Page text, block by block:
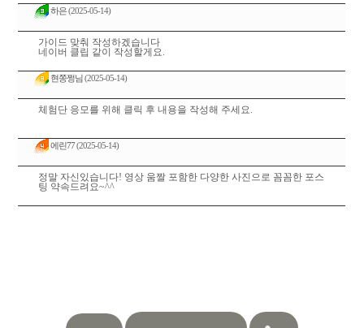
하은(2025-05-14)
가이드 맞춰 작성하겠습니다
네이버 클립 같이 작성할게요.
현쫑쩡님(2025-05-14)
체험단 응모를 위해 클릭 후 내용을 작성해 주세요.
에린77(2025-05-14)
정말 자신있습니다! 영상 움짤 포함한 다양한 사진으로 꼼꼼한 포스
팅 약속드려요~^^